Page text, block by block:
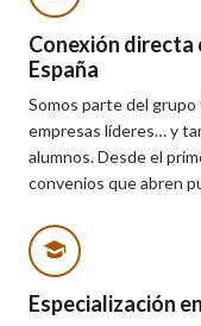
Conexión directa
España
Somos parte del grupo
empresas líderes… y
alumnos. Desde el
convenios que abren
Especialización